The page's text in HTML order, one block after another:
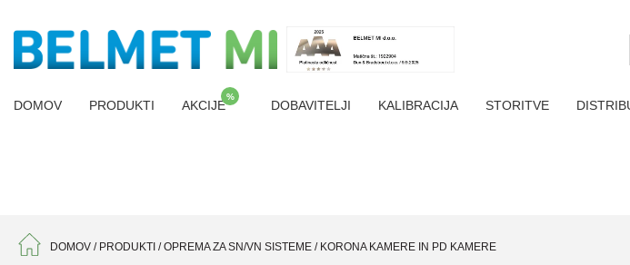
DOMOV PRODUKTI AKCIJE
%
DOBAVITELJI KALIBRACIJA STORITVE
DOMOV / PRODUKTI /OPREMA ZA SN/VN SISTEME / KORONA KAMERE IN PD KAMERE